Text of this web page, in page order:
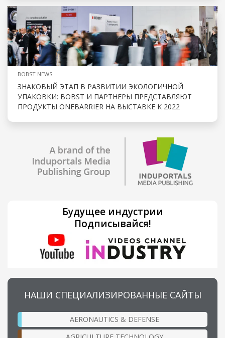
BOBST NEWS
ЗНАКОВЫЙ ЭТАП В РАЗВИТИИ ЭКОЛОГИЧНОЙ
УПАКОВКИ: BOBST И ПАРТНЕРЫ ПРЕДСТАВЛЯЮТ
ПРОДУКТЫ ONEBARRIER НА ВЫСТАВКЕ K 2022
Будущее индустрии
Подписывайся!
НАШИ СПЕЦИАЛИЗИРОВАННЫЕ САЙТЫ
AERONAUTICS & DEFENSE